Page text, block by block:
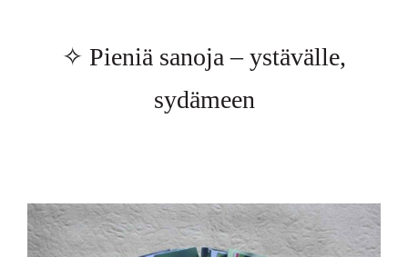
✧ Pieniä sanoja – ystävälle,
sydämeen